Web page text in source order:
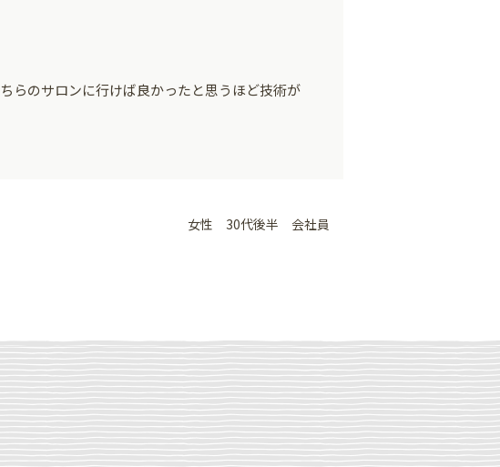
らのサロンに行けば良かったと思うほど技術が
女性 30代後半 会社員